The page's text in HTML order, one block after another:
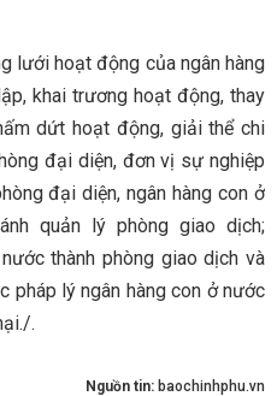
lưới hoạt động của ngân hàng
khai trương hoạt động, thay
dứt hoạt động, giải thể chi
đại diện, đơn vị sự nghiệp
đại diện, ngân hàng con ở
quản lý phòng giao dịch;
thành phòng giao dịch và
pháp lý ngân hàng con ở nước
.
Nguồn tin: baochinhphu.vn